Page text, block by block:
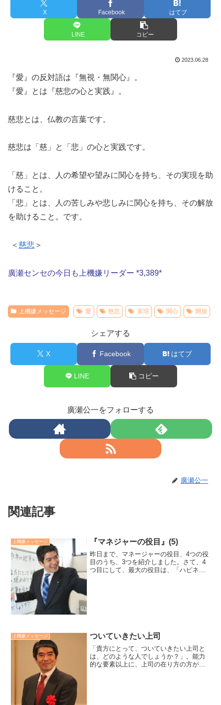
X Facebook はてブ
LINE コピー
2023.06.28
『愛』の反対語は『無視・無関心』。
『愛』とは『慈悲の心と実践』。
慈悲とは、仏教の言葉です。
慈悲は「慈」と「悲」の心と実践です。
「慈」とは、人の希望や望みに関心を持ち、その実現を助
けること。
「悲」とは、人の苦しみや悲しみに関心を持ち、その解放
を助けること。です。
＜ 慈悲 ＞
廣瀬センセの今日も上機嫌リーダー *3,389*
上機嫌メッセージ 愛 慈悲 実現 関心 開放
シェアする
X Facebook はてブ
LINE コピー
廣瀬公一をフォローする
廣瀬公一
関連記事
上機嫌メッセージ 『マネジャーの役目』(5)
昨日まで、マネージャーの役目、4つの役
目のうち、3つを紹介しました。さて、4
つ目にして、最大の役目は、「ハピネス
上機嫌メッセージ ついていきたい上司
「貴方にとって、ついていきたい上司と
は、どのような人でしょうか？」。能力
的な要素以上に、上司の在り方の方が大